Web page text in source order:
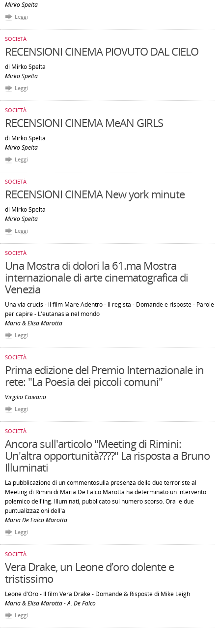
Mirko Spelta
Leggi
SOCIETÀ
RECENSIONI CINEMA PIOVUTO DAL CIELO
di Mirko Spelta
Mirko Spelta
Leggi
SOCIETÀ
RECENSIONI CINEMA MeAN GIRLS
di Mirko Spelta
Mirko Spelta
Leggi
SOCIETÀ
RECENSIONI CINEMA New york minute
di Mirko Spelta
Mirko Spelta
Leggi
SOCIETÀ
Una Mostra di dolori la 61.ma Mostra
internazionale di arte cinematografica di
Venezia
Una via crucis - il film Mare Adentro - Il regista - Domande e risposte - Parole
per capire - L'eutanasia nel mondo
Maria & Elisa Marotta
Leggi
SOCIETÀ
Prima edizione del Premio Internazionale in
rete: "La Poesia dei piccoli comuni"
Virgilio Caivano
Leggi
SOCIETÀ
Ancora sull'articolo "Meeting di Rimini:
Un'altra opportunità????" La risposta a Bruno
Illuminati
La pubblicazione di un commentosulla presenza delle due terroriste al
Meeting di Rimini di Maria De Falco Marotta ha determinato un intervento
polemico dell'ing. Illuminati, pubblicato sul numero scorso. Ora le due
puntualizzazioni dell'a
Maria De Falco Marotta
Leggi
SOCIETÀ
Vera Drake, un Leone d’oro dolente e
tristissimo
Leone d'Oro - Il film Vera Drake - Domande & Risposte di Mike Leigh
Maria & Elisa Marotta - A. De Falco
Leggi